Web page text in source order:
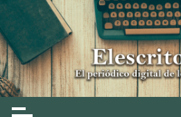
Skip
to
content
Elescritor.es
El periódico digital de los